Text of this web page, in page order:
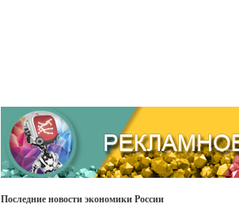
Последние новости экономики России